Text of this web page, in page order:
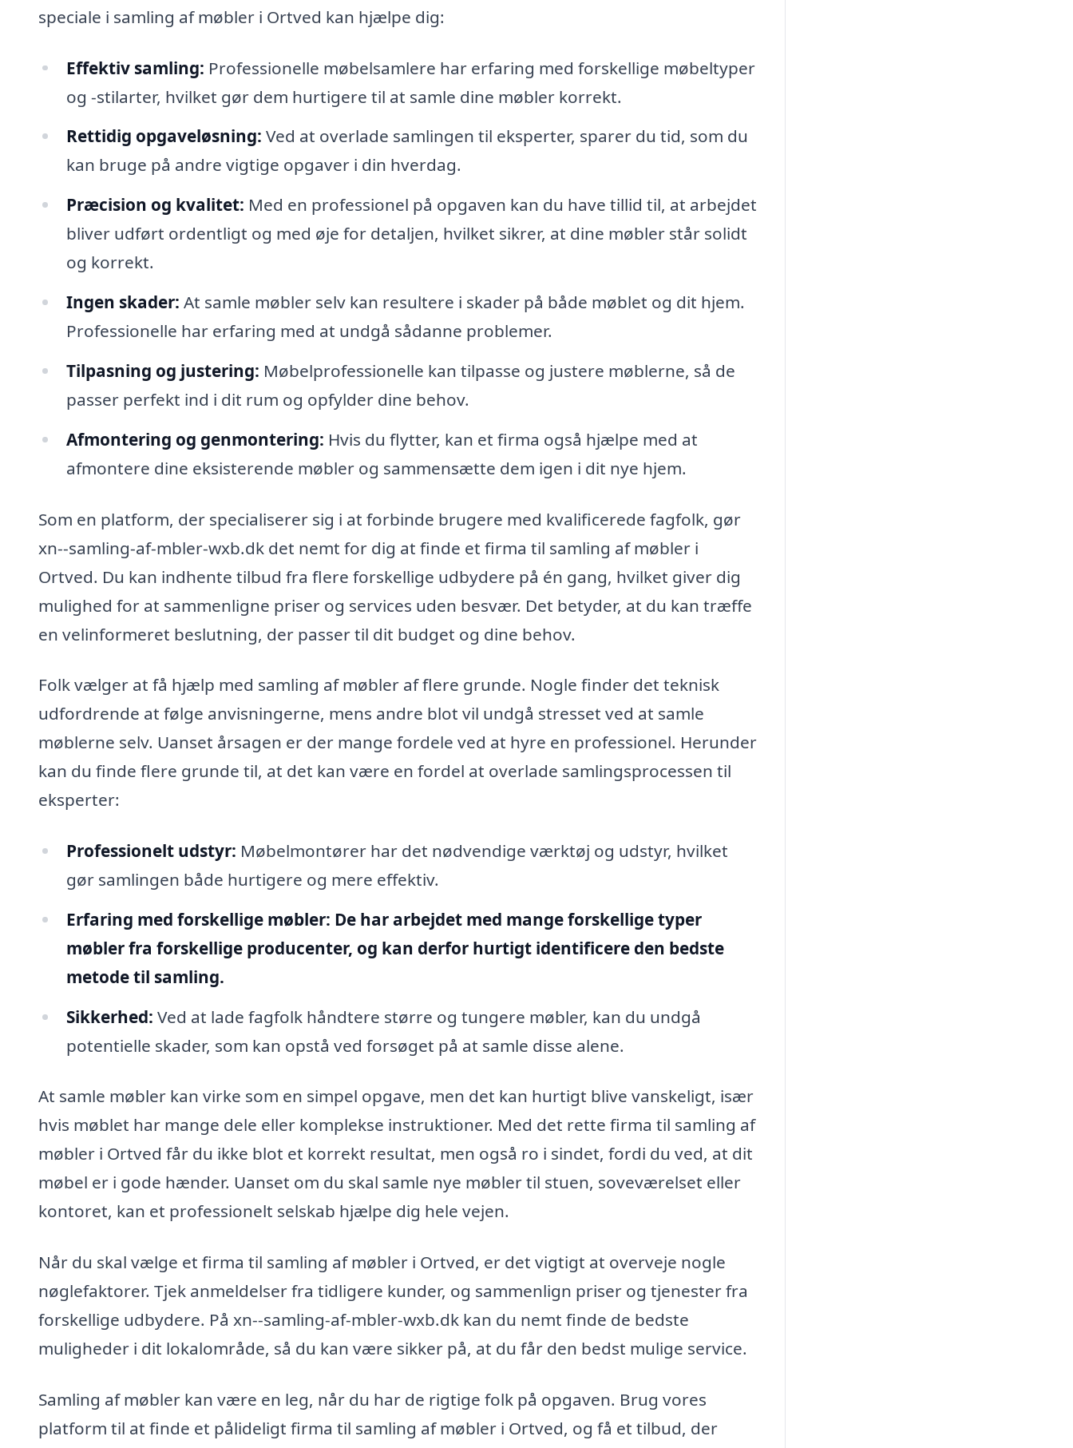
speciale i samling af møbler i Ortved kan hjælpe dig:
Effektiv samling: Professionelle møbelsamlere har erfaring med forskellige møbeltyper
og -stilarter, hvilket gør dem hurtigere til at samle dine møbler korrekt.
Rettidig opgaveløsning: Ved at overlade samlingen til eksperter, sparer du tid, som du
kan bruge på andre vigtige opgaver i din hverdag.
Præcision og kvalitet: Med en professionel på opgaven kan du have tillid til, at arbejdet
bliver udført ordentligt og med øje for detaljen, hvilket sikrer, at dine møbler står solidt
og korrekt.
Ingen skader: At samle møbler selv kan resultere i skader på både møblet og dit hjem.
Professionelle har erfaring med at undgå sådanne problemer.
Tilpasning og justering: Møbelprofessionelle kan tilpasse og justere møblerne, så de
passer perfekt ind i dit rum og opfylder dine behov.
Afmontering og genmontering: Hvis du flytter, kan et firma også hjælpe med at
afmontere dine eksisterende møbler og sammensætte dem igen i dit nye hjem.
Som en platform, der specialiserer sig i at forbinde brugere med kvalificerede fagfolk, gør
xn--samling-af-mbler-wxb.dk det nemt for dig at finde et firma til samling af møbler i
Ortved. Du kan indhente tilbud fra flere forskellige udbydere på én gang, hvilket giver dig
mulighed for at sammenligne priser og services uden besvær. Det betyder, at du kan træffe
en velinformeret beslutning, der passer til dit budget og dine behov.
Folk vælger at få hjælp med samling af møbler af flere grunde. Nogle finder det teknisk
udfordrende at følge anvisningerne, mens andre blot vil undgå stresset ved at samle
møblerne selv. Uanset årsagen er der mange fordele ved at hyre en professionel. Herunder
kan du finde flere grunde til, at det kan være en fordel at overlade samlingsprocessen til
eksperter:
Professionelt udstyr: Møbelmontører har det nødvendige værktøj og udstyr, hvilket
gør samlingen både hurtigere og mere effektiv.
Erfaring med forskellige møbler: De har arbejdet med mange forskellige typer
møbler fra forskellige producenter, og kan derfor hurtigt identificere den bedste
metode til samling.
Sikkerhed: Ved at lade fagfolk håndtere større og tungere møbler, kan du undgå
potentielle skader, som kan opstå ved forsøget på at samle disse alene.
At samle møbler kan virke som en simpel opgave, men det kan hurtigt blive vanskeligt, især
hvis møblet har mange dele eller komplekse instruktioner. Med det rette firma til samling af
møbler i Ortved får du ikke blot et korrekt resultat, men også ro i sindet, fordi du ved, at dit
møbel er i gode hænder. Uanset om du skal samle nye møbler til stuen, soveværelset eller
kontoret, kan et professionelt selskab hjælpe dig hele vejen.
Når du skal vælge et firma til samling af møbler i Ortved, er det vigtigt at overveje nogle
nøglefaktorer. Tjek anmeldelser fra tidligere kunder, og sammenlign priser og tjenester fra
forskellige udbydere. På xn--samling-af-mbler-wxb.dk kan du nemt finde de bedste
muligheder i dit lokalområde, så du kan være sikker på, at du får den bedst mulige service.
Samling af møbler kan være en leg, når du har de rigtige folk på opgaven. Brug vores
platform til at finde et pålideligt firma til samling af møbler i Ortved, og få et tilbud, der